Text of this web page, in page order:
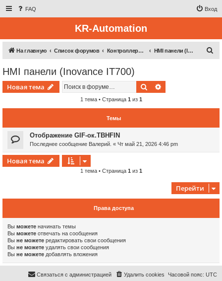
FAQ Вход
KR-Automation
На главную Список форумов Контроллерная техника HMI панели (Inovance IT700)
HMI панели (Inovance IT700)
Новая тема Поиск
1 тема • Страница 1 из 1
Темы
Отображение GIF-ок.TBHFIN
Последнее сообщение Валерий. « Чт май 21, 2026 4:46 pm
Новая тема
1 тема • Страница 1 из 1
Перейти
Права доступа
Вы можете начинать темы
Вы можете отвечать на сообщения
Вы не можете редактировать свои сообщения
Вы не можете удалять свои сообщения
Вы не можете добавлять вложения
Часовой пояс: UTC
Удалить cookies
Связаться с администрацией